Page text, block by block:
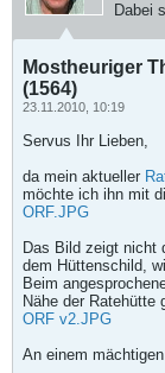
Dabei
Mostheuriger
(1564)
23.11.2010, 10:19
Servus Ihr Lieben,
da mein aktueller
möchte ich ihn mit
ORF.JPG
Das Bild zeigt nicht
dem Hüttenschild,
Beim
Nähe der Ratehütte
ORF v2.JPG
An einem